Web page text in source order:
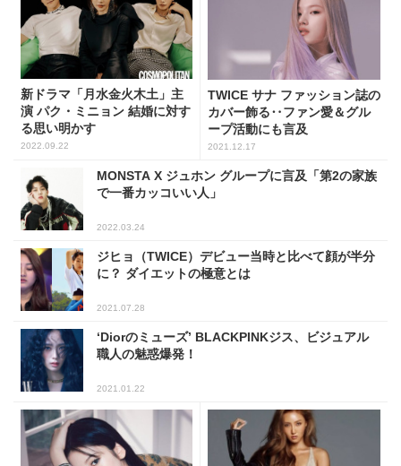
新ドラマ「月水金火木土」主
演 パク・ミニョン 結婚に対す
る思い明かす
2022.09.22
TWICE サナ ファッション誌の
カバー飾る‥ファン愛＆グル
ープ活動にも言及
2021.12.17
MONSTA X ジュホン グループに言及「第2の家族
で一番カッコいい人」
2022.03.24
ジヒョ（TWICE）デビュー当時と比べて顔が半分
に？ ダイエットの極意とは
2021.07.28
‘Diorのミューズ’ BLACKPINKジス、ビジュアル
職人の魅惑爆発！
2021.01.22